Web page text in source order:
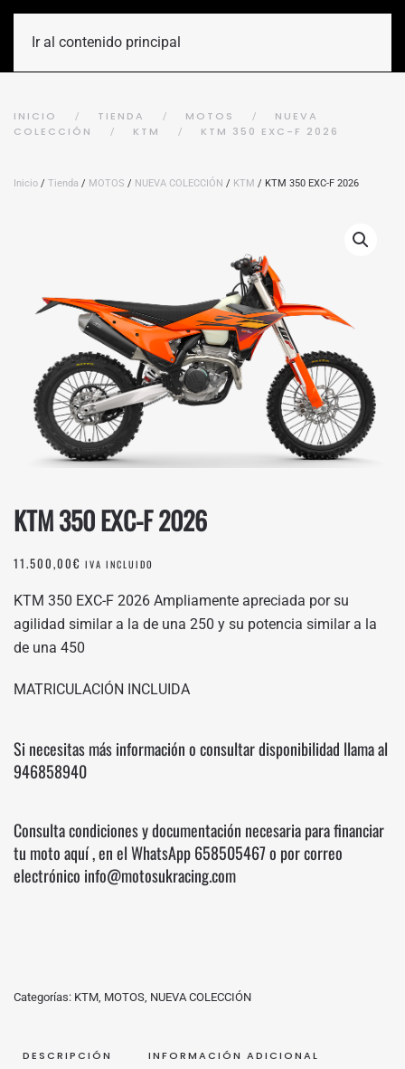
Ir al contenido principal
INICIO TIENDA MOTOS
NUEVA
COLECCIÓN
KTM KTM 350 EXC-F 2026
Inicio / Tienda / MOTOS / NUEVA COLECCIÓN / KTM / KTM 350 EXC-F 2026
KTM 350 EXC-F 2026
11.500,00€ IVA INCLUIDO
KTM 350 EXC-F 2026 Ampliamente apreciada por su
agilidad similar a la de una 250 y su potencia similar a la
de una 450
MATRICULACIÓN INCLUIDA
Si necesitas más información o consultar disponibilidad llama al
946858940
Consulta condiciones y documentación necesaria para financiar
tu motoaquí, en el WhatsApp658505467o por correo
electrónico info@motosukracing.com
Categorías: KTM, MOTOS, NUEVA COLECCIÓN
DESCRIPCIÓN INFORMACIÓN ADICIONAL